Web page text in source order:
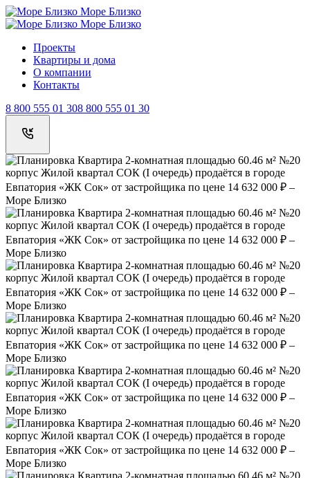
Море Близко
Море Близко
Проекты
Квартиры и дома
О компании
Контакты
8 800 555 01 308 800 555 01 30